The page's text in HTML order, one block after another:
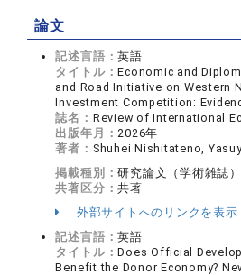
論文
記述言語：英語
タイトル：Economic and
and Road Initiative on Western
Investment Competition:
誌名： Review of International
出版年月：2026年
著者： Shuhei Nishitateno,
掲載種別：研究論文（学術雑誌）
共著区分：共著
外部サイトへのリンクを表示
記述言語：英語
タイトル：Does Official
Benefit the Donor Economy?